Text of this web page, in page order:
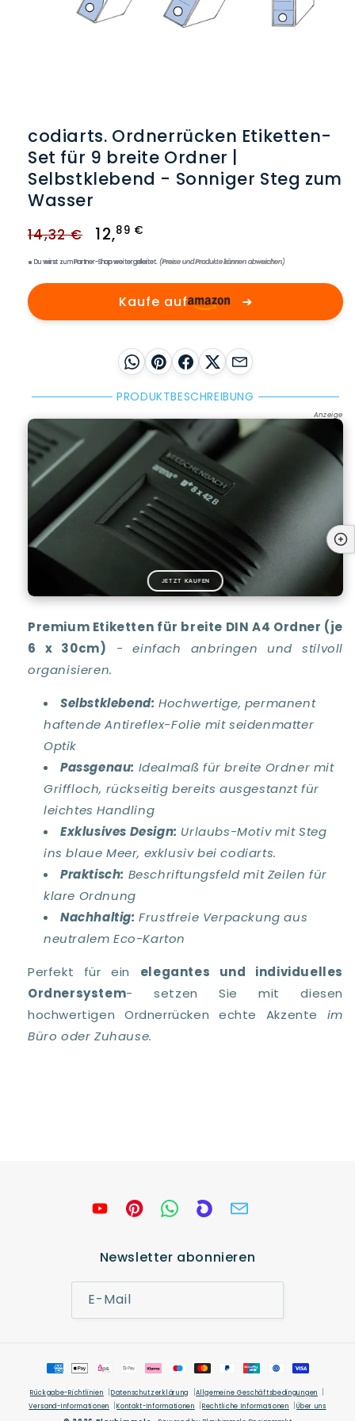
codiarts. Ordnerrücken Etiketten-
Set für 9 breite Ordner |
Selbstklebend - Sonniger Steg zum
Wasser
Normaler
Preis
14,32 € Verkaufspreis
12,89 €
Du wirst zum Partner-Shop weitergeleitet.(Preise und Produkte können abweichen)
Kaufe auf ➜
WhatsApp
Pinterest
Facebook
X E-Mail
PRODUKTBESCHREIBUNG
Anzeige
JETZT KAUFEN
Premium Etiketten für breite DIN A4 Ordner (je
6 x 30cm) - einfach anbringen und stilvoll
organisieren.
Selbstklebend: Hochwertige, permanent
haftende Antireflex-Folie mit seidenmatter
Optik
Passgenau: Idealmaß für breite Ordner mit
Griffloch, rückseitig bereits ausgestanzt für
leichtes Handling
Exklusives Design: Urlaubs-Motiv mit Steg
ins blaue Meer, exklusiv bei codiarts.
Praktisch: Beschriftungsfeld mit Zeilen für
klare Ordnung
Nachhaltig: Frustfreie Verpackung aus
neutralem Eco-Karton
Perfekt für ein elegantes und individuelles
Ordnersystem- setzen Sie mit diesen
hochwertigen Ordnerrücken echte Akzente im
Büro oder Zuhause.
Newsletter abonnieren
E-Mail
Rückgabe-Richtlinien Datenschutzerklärung
Allgemeine Geschäftsbedingungen
Versand-Informationen
Kontakt-Informationen Rechtliche Informationen
Über uns